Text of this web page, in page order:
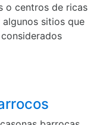
o centros de ricas
sitios que